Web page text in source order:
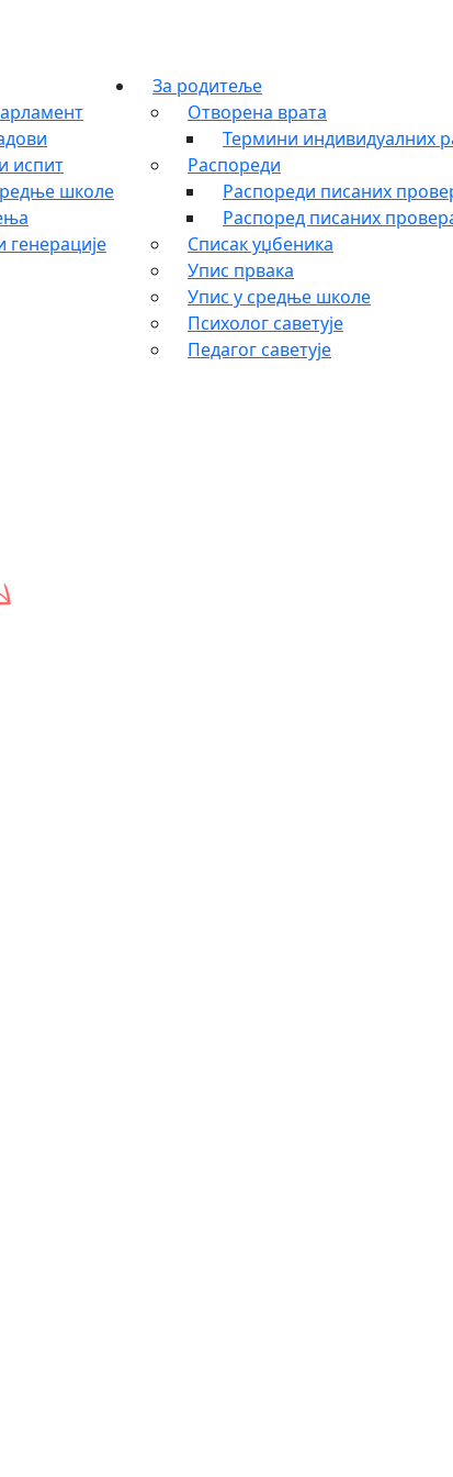
испит
школе
генерације
За родитеље
Отворена врата
Термини индивидуалних
Распореди
Распореди писаних
Распоред писаних
Списак уџбеника
Упис првака
Упис у средње школе
Психолог саветује
Педагог саветује